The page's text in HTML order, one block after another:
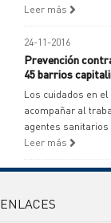
Leer más
24-11-2016
Prevención
45 barrios
Los cuidados en
acompañar al
agentes sanitarios
Leer más
ENLACES